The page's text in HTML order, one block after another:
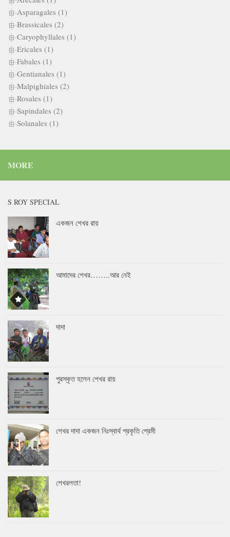
Asparagales (1)
Brassicales (2)
Caryophyllales (1)
Ericales (1)
Fabales (1)
Gentianales (1)
Malpighiales (2)
Rosales (1)
Sapindales (2)
Solanales (1)
MORE
S ROY SPECIAL
একজন শেখর রায়
আমাদের শেখর……..আর নেই
দাদা
পুরস্কৃত হলেন শেখর রায়
শেখর দাদা একজন নিঃস্বার্থ প্রকৃতি প্রেমী
শেখরলতা!